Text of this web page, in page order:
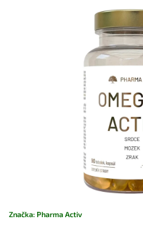
Značka: Pharma Activ